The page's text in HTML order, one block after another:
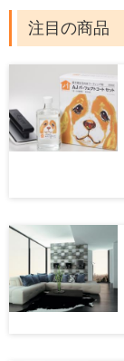
注目の商品